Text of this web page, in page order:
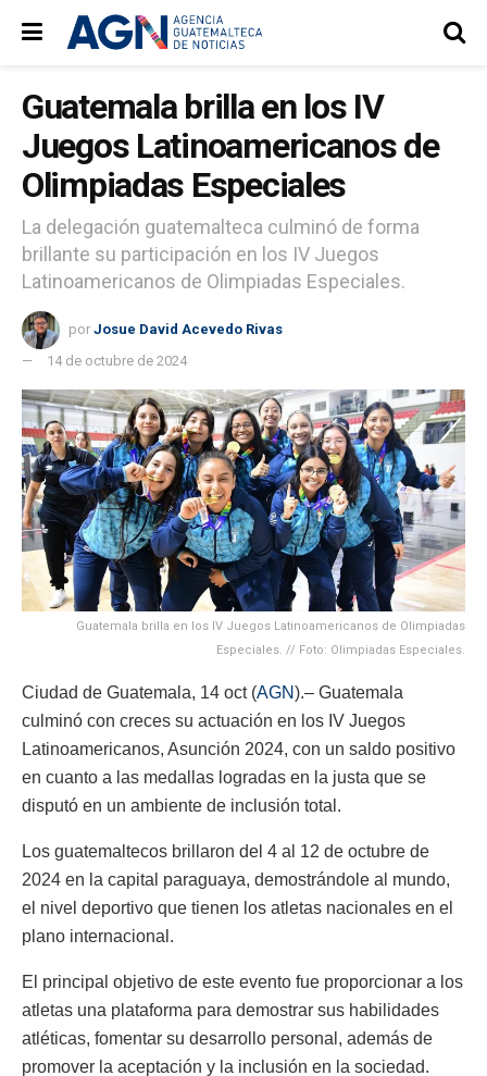
Guatemala brilla en los IV
Juegos Latinoamericanos de
Olimpiadas Especiales
La delegación guatemalteca culminó de forma
brillante su participación en los IV Juegos
Latinoamericanos de Olimpiadas Especiales.
por Josue David Acevedo Rivas
14 de octubre de 2024
Guatemala brilla en los IV Juegos Latinoamericanos de Olimpiadas
Especiales. // Foto: Olimpiadas Especiales.
Ciudad de Guatemala, 14 oct (AGN).– Guatemala
culminó con creces su actuación en los IV Juegos
Latinoamericanos, Asunción 2024, con un saldo positivo
en cuanto a las medallas logradas en la justa que se
disputó en un ambiente de inclusión total.
Los guatemaltecos brillaron del 4 al 12 de octubre de
2024 en la capital paraguaya, demostrándole al mundo,
el nivel deportivo que tienen los atletas nacionales en el
plano internacional.
El principal objetivo de este evento fue proporcionar a los
atletas una plataforma para demostrar sus habilidades
atléticas, fomentar su desarrollo personal, además de
promover la aceptación y la inclusión en la sociedad.